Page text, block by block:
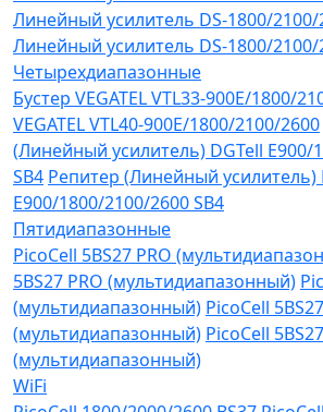
Линейный усилитель DS-1800/2100/
Линейный усилитель DS-1800/2100/
Четырехдиапазонные
Бустер VEGATEL VTL33-900E/1800/
VEGATEL VTL40-900E/1800/2100/2600
(Линейный усилитель) DGTell Е900/
SB4 Репитер (Линейный усилитель)
Е900/1800/2100/2600 SB4
Пятидиапазонные
PicoCell 5BS27 PRO
5BS27 PRO (мультидиапазонный)
(мультидиапазонный) PicoCell
(мультидиапазонный) PicoCell
(мультидиапазонный)
WiFi